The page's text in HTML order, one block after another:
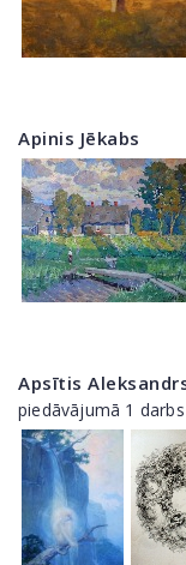
Apinis Jēkabs
Apsītis
piedāvājumā 1 darbs